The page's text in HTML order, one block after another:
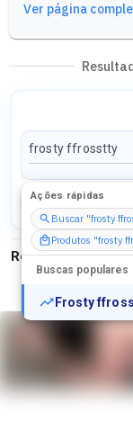
de uma rede
Ver página
Ações rápidas
Buscar "frosty
Produtos "frosty
Buscas populares
Frosty
Perfis
Resultados para"